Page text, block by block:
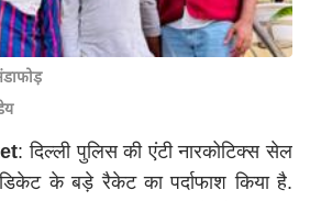
: दिल्ली पुलिस की एंटी नारकोटिक्स सेल
के बड़े रैकेट का पर्दाफाश किया है.